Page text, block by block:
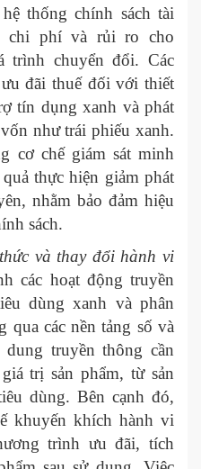
thống chính sách tài
chi phí và rủi ro cho
trình chuyển đổi. Các
đãi thuế đối với thiết
tín dụng xanh và phát
như trái phiếu xanh.
cơ chế giám sát minh
thực hiện giảm phát
nhằm bảo đảm hiệu
sách.
và thay đổi hành vi
các hoạt động truyền
dùng xanh và phân
qua các nền tảng số và
truyền thông cần
trị sản phẩm, từ sản
dùng. Bên cạnh đó,
khuyến khích hành vi
trình ưu đãi, tích